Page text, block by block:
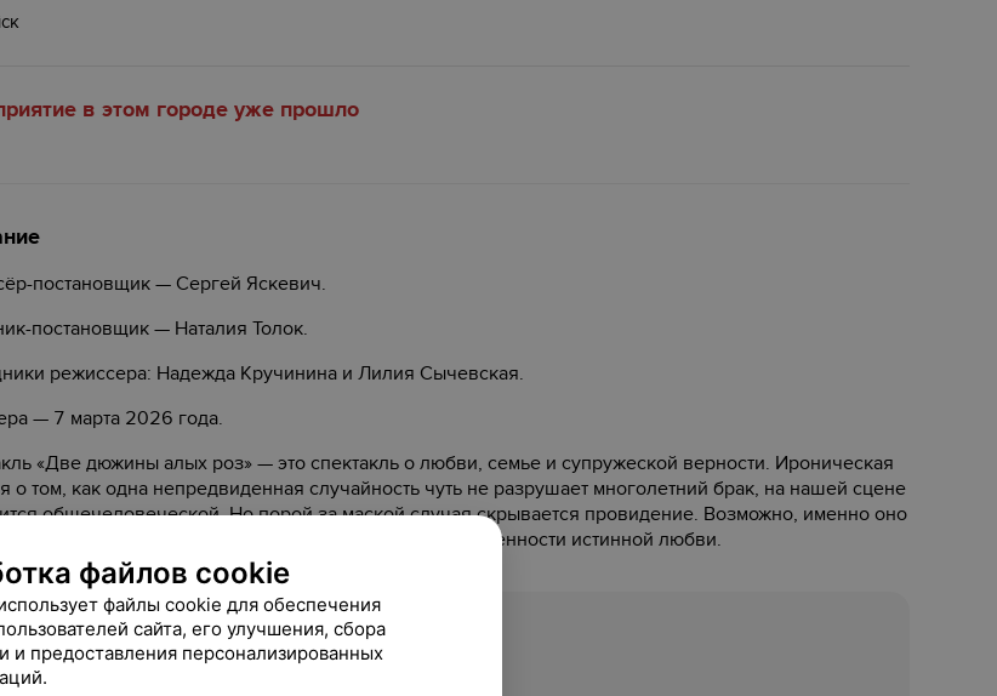
в этом городе уже прошло
постановщик — Сергей Яскевич.
постановщик — Наталия Толок.
режиссера: Надежда Кручинина и Лилия Сычевская.
— 7 марта 2026 года.
«Две дюжины алых роз» — это спектакль о любви, семье и супружеской верности. Ироническая
о том, как одна непредвиденная случайность чуть не разрушает многолетний брак, на нашей сцене
общечеловеческой. Но порой за маской случая скрывается провидение. Возможно, именно оно
героев спектакля на путь очищения и осознания ценности истинной любви.
2026
файлов cookie
файлы cookie для обеспечения
сайта, его улучшения, сбора
и предоставления персонализированных